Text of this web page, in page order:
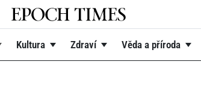
Kultura Zdraví Věda a příroda